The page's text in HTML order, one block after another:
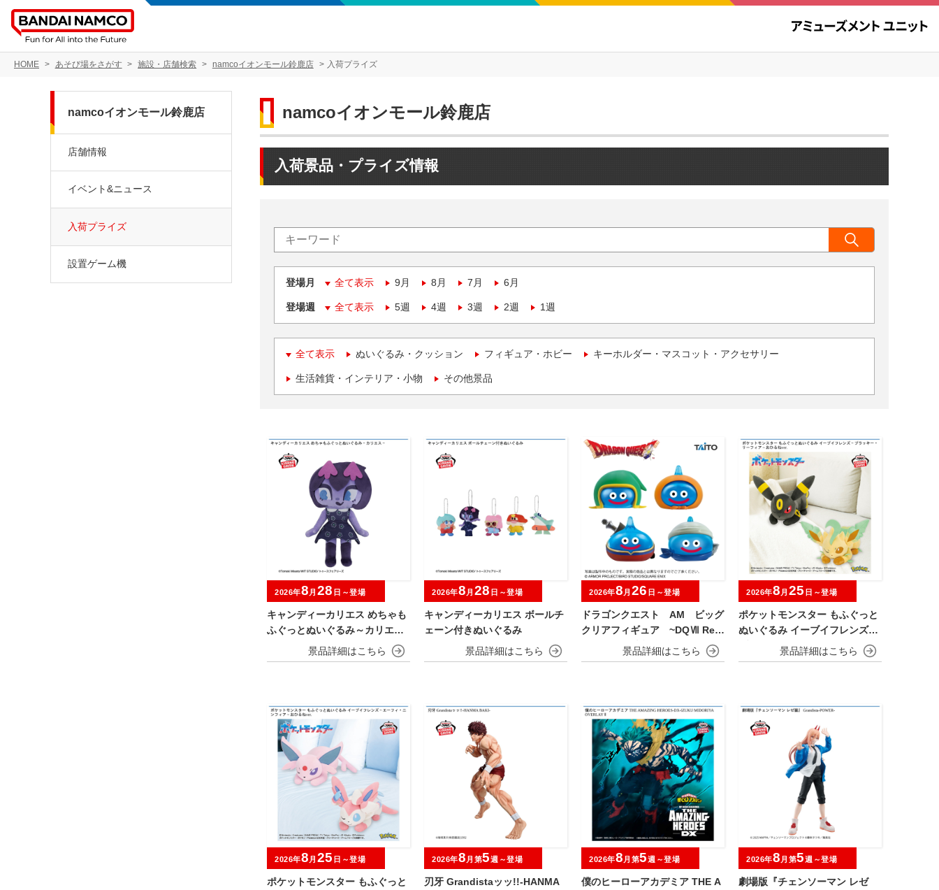
HOME あそび場をさがす 施設・店舗検索 namcoイオンモール鈴鹿店 入荷プライズ
namcoイオンモール鈴鹿店
入荷景品・プライズ情報
登場月 全て表示 9月 8月 7月 6月
登場週 全て表示 5週 4週 3週 2週 1週
全て表示 ぬいぐるみ・クッション フィギュア・ホビー キーホルダー・マスコット・アクセサリー
生活雑貨・インテリア・小物 その他景品
キャンディーカリエス めちゃも
ふぐっとぬいぐるみ～カリエス
2026年8 月 28 日～登場
キャンディーカリエス ボールチ
ェーン付きぬいぐるみ
2026年8 月 28 日～登場
ドラゴンクエスト AM ビッグ
クリアフィギュア ~DQⅦ Rei
magined発売記念編~
2026年8 月 26 日～登場
ポケットモンスター もふぐっと
ぬいぐるみ イーブイフレンズ～
ブラッキー・リーフィア～おひ
るねver.
2026年8 月 25 日～登場
ポケットモンスター もふぐっと
2026年8 月 25 日～登場
刃牙 Grandistaッッ!!-HANMA
2026年8 月第5週～登場
僕のヒーローアカデミア THE A
2026年8 月第5週～登場
劇場版『チェンソーマン レゼ
2026年8 月第5週～登場
namcoイオンモール鈴鹿店
店舗情報
イベント&ニュース
入荷プライズ
設置ゲーム機